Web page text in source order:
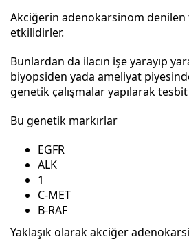
Akciğerin adenokarsinom
etkilidirler.
Bunlardan da ilacın işe yarayıp
biyopsiden yada ameliyat
genetik çalışmalar yapılarak
Bu genetik markırlar
EGFR
ALK
1
C-MET
B-RAF
Yaklaşık olarak akciğer